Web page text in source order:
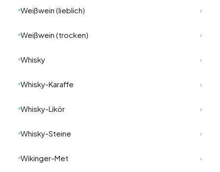
Weißwein (lieblich) ›
Weißwein (trocken) ›
Whisky ›
Whisky-Karaffe ›
Whisky-Likör ›
Whisky-Steine ›
Wikinger-Met ›